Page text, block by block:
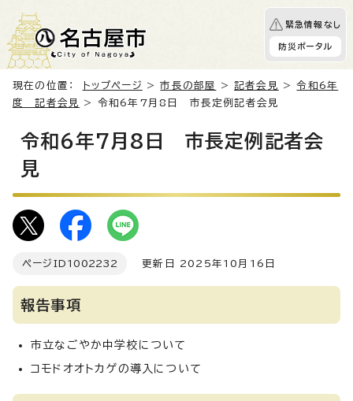
緊急情報なし
防災ポータル
現在の位置： トップページ >市長の部屋 >記者会見 >令和6年
度 記者会見
> 令和6年7月8日 市長定例記者会見
令和6年7月8日 市長定例記者会
見
ページID 1002232 更新日 2025年10月16日
報告事項
市立なごやか中学校について
コモドオオトカゲの導入について